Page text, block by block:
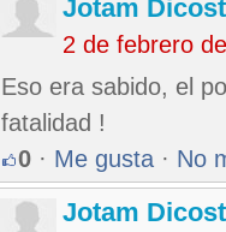
Jotam
2 de febrero
Eso era sabido, el
fatalidad !
0 · Me gusta · No
Jotam